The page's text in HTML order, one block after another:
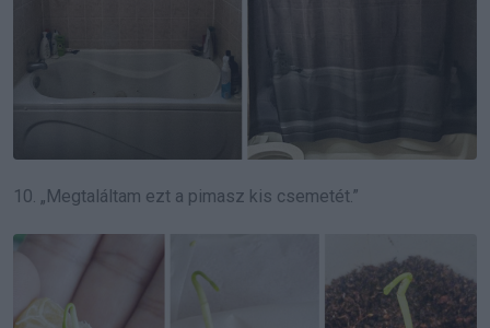
10. „Megtaláltam ezt a pimasz kis csemetét.”